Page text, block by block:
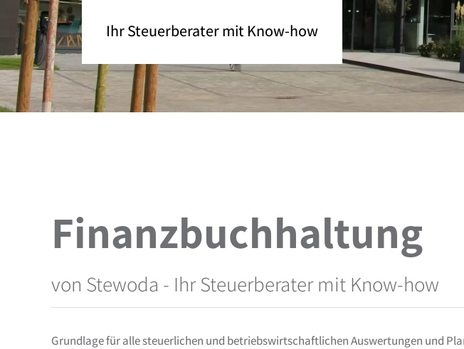
Ihr Steuerberater mit Know-how
Finanzbuchhaltung
von Stewoda - Ihr Steuerberater mit Know-how
Grundlage für alle steuerlichen und betriebswirtschaftlichen Auswertungen und